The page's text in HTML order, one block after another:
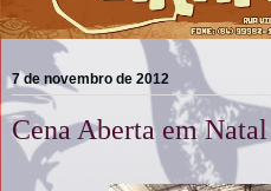
7 de novembro de 2012
Cena Aberta em Natal